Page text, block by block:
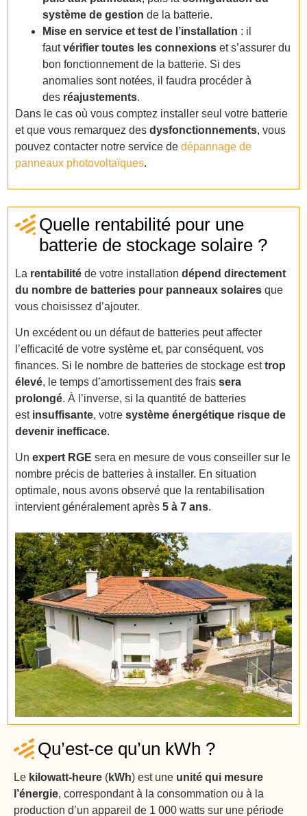
système de gestionde la batterie.
Mise en service et test de l’installation : il
fautvérifier toutes les connexions et s’assurer du
bon fonctionnement de la batterie. Si des
anomalies sont notées, il faudra procéder à
des réajustements.
Dans le cas où vous comptez installer seul votre batterie
et que vous remarquez desdysfonctionnements, vous
pouvez contacter notre service de dépannage de
panneaux photovoltaïques.
Quelle rentabilité pour une
batterie de stockage solaire ?
La rentabilité de votre installationdépend directement
du nombre de batteries pour panneaux solaires que
vous choisissez d’ajouter.
Un excédent ou un défaut de batteries peut affecter
l’efficacité de votre système et, par conséquent, vos
finances. Si le nombre de batteries de stockage esttrop
élevé, le temps d’amortissement des frais sera
prolongé. À l’inverse, si la quantité de batteries
est insuffisante, votre système énergétique risque de
devenir inefficace.
Un expert RGEsera en mesure de vous conseiller sur le
nombre précis de batteries à installer. En situation
optimale, nous avons observé que la rentabilisation
intervient généralement après5 à 7 ans.
Qu’est-ce qu’un kWh ?
Le kilowatt-heure (kWh) est une unité qui mesure
l’énergie, correspondant à la consommation ou à la
production d’un appareil de 1 000 watts sur une période